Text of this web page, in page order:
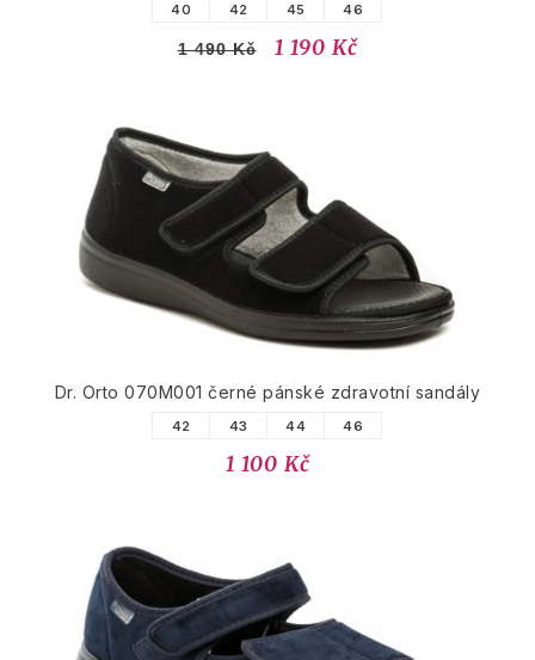
40 42 45 46
1 490 Kč 1 190 Kč
Dr. Orto 070M001 černé pánské zdravotní sandály
42 43 44 46
1 100 Kč